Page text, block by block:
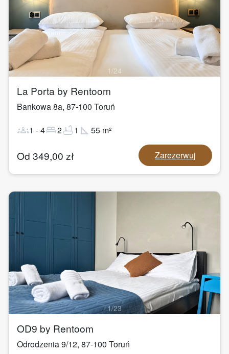
1/24
La Porta by Rentoom
Bankowa 8a, 87-100 Toruń
groups1 -4bed2bathtub1 square_foot 55 m²
Od 349,00 zł Zarezerwuj
1/23
OD9 by Rentoom
Odrodzenia 9/12, 87-100 Toruń